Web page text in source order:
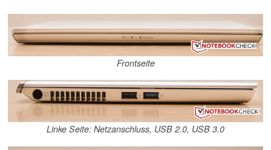
Frontseite
Linke Seite: Netzanschluss, USB 2.0, USB 3.0